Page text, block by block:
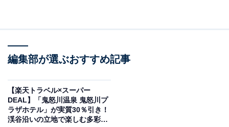
「伏尾温泉 不死王閣」は現在特別価格で宿泊可能です。
編集部が選ぶおすすめ記事
【楽天トラベル×スーパー
DEAL】「鬼怒川温泉 鬼怒川プ
ラザホテル」が実質30％引き！
渓谷沿いの立地で楽しむ多彩な